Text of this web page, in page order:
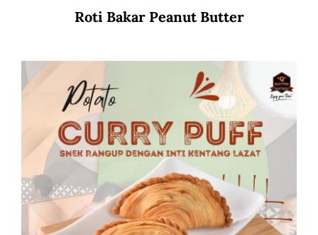
Roti Bakar Peanut Butter